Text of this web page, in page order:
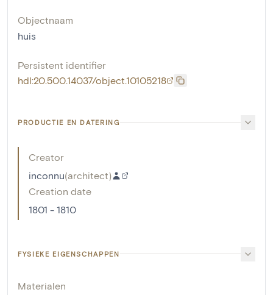
Objectnaam
huis
Persistent identifier
hdl:20.500.14037/object.10105218
PRODUCTIE EN DATERING
Creator
inconnu(architect)
Creation date
1801 - 1810
FYSIEKE EIGENSCHAPPEN
Materialen